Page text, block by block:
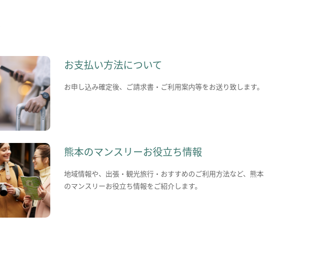
お支払い方法について
お申し込み確定後、ご請求書・ご利用案内等をお送り致します。
熊本のマンスリーお役立ち情報
地域情報や、出張・観光旅行・おすすめのご利用方法など、熊本
のマンスリーお役立ち情報をご紹介します。